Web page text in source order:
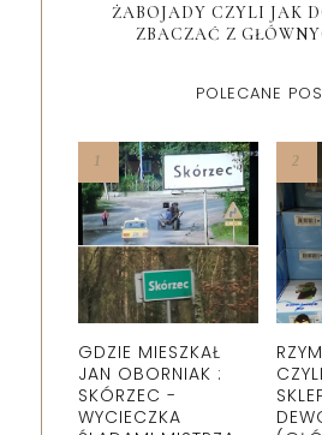
ŻABOJADY CZYLI JAK
ZBACZAĆ Z
POLECANE
GDZIE MIESZKAŁ
JAN OBORNIAK :
SKÓRZEC -
WYCIECZKA